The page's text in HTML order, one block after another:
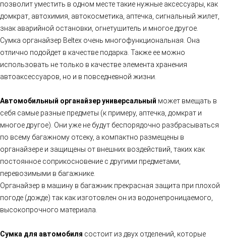
позволит уместить в одном месте такие нужные аксессуары, как
домкрат, автохимия, автокосметика, аптечка, сигнальный жилет,
знак аварийной остановки, огнетушитель и многое другое.
Сумка органайзер Beltex очень многофункциональная. Она
отлично подойдет в качестве подарка. Также ее можно
использовать не только в качестве элемента хранения
автоаксессуаров, но и в повседневной жизни.
Автомобильный органайзер универсальный может вмещать в
себя самые разные предметы (к примеру, аптечка, домкрат и
многое другое). Они уже не будут беспорядочно разбрасываться
по всему багажному отсеку, а компактно размещены в
органайзере и защищены от внешних воздействий, таких как
постоянное соприкосновение с другими предметами,
перевозимыми в багажнике.
Органайзер в машину в багажник прекрасная защита при плохой
погоде (дожде) так как изготовлен он из водонепроницаемого,
высокопрочного материала.
Сумка для автомобиля состоит из двух отделений, которые